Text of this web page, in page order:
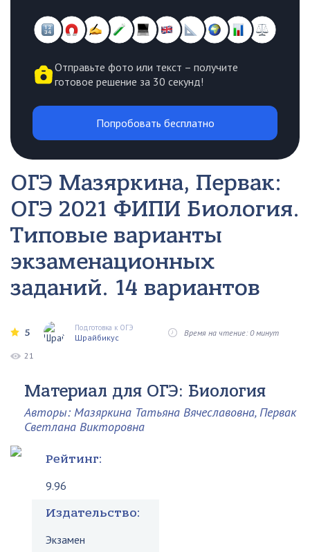
Отправьте фото или текст – получите
готовое решение за 30 секунд!
Попробовать бесплатно
ОГЭ Мазяркина, Первак:
ОГЭ 2021 ФИПИ Биология.
Типовые варианты
экзаменационных
заданий. 14 вариантов
5 Подготовка к ОГЭ
Шрайбикус Время на чтение: 0 минут
21
Материал для ОГЭ: Биология
Авторы: Мазяркина Татьяна Вячеславовна, Первак
Светлана Викторовна
Рейтинг:
9.96
Издательство:
Экзамен